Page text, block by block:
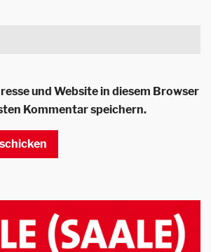
und Website in diesem Browser
Kommentar speichern.